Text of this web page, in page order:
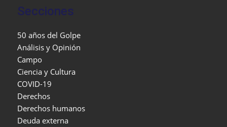
Secciones
50 años del Golpe
Análisis y Opinión
Campo
Ciencia y Cultura
COVID-19
Derechos
Derechos humanos
Deuda externa